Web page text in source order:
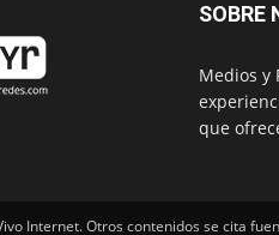
SOBRE
Medios y
que
Internet. Otros contenidos se cita